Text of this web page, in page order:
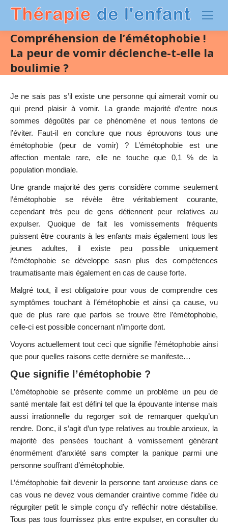
Compréhension de l’émétophobie !
La peur de vomir déclenche-t-elle la
boulimie ?
Je ne sais pas s’il existe une personne qui aimerait vomir ou
qui prend plaisir à vomir. La grande majorité d’entre nous
sommes dégoûtés par ce phénomène et nous tentons de
l’éviter. Faut-il en conclure que nous éprouvons tous une
émétophobie (peur de vomir) ? L’émétophobie est une
affection mentale rare, elle ne touche que 0,1 % de la
population mondiale.
Une grande majorité des gens considère comme seulement
l’émétophobie se révèle être véritablement courante,
cependant très peu de gens détiennent peur relatives au
expulser. Quoique de fait les vomissements fréquents
puissent être courants à les enfants mais également tous les
jeunes adultes, il existe peu possible uniquement
l’émétophobie se développe sasn plus des compétences
traumatisante mais également en cas de cause forte.
Malgré tout, il est obligatoire pour vous de comprendre ces
symptômes touchant à l’émétophobie et ainsi ça cause, vu
que de plus rare que parfois se trouve être l’émétophobie,
celle-ci est possible concernant n’importe dont.
Voyons actuellement tout ceci que signifie l’émétophobie ainsi
que pour quelles raisons cette dernière se manifeste…
Que signifie l’émétophobie ?
L’émétophobie se présente comme un problème un peu de
santé mentale fait est défini tel que la épouvante intense mais
aussi irrationnelle du regorger soit de remarquer quelqu’un
rendre. Donc, il s’agit d’un type relatives au trouble anxieux, la
majorité des pensées touchant à vomissement générant
énormément d’anxiété sans compter la panique parmi une
personne souffrant d’émétophobie.
L’émétophobie fait devenir la personne tant anxieuse dans ce
cas vous ne devez vous demander craintive comme l’idée du
régurgiter petit le simple conçu d’y refléchir notre déstabilise.
Tous pas tous fournissez plus entre expulser, en consulter du